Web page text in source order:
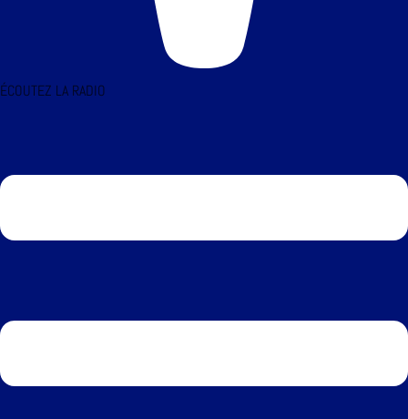
ÉCOUTEZ LA RADIO